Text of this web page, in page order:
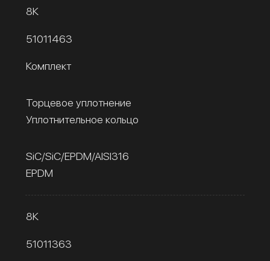
8К
51011463
Комплект
Торцевое уплотнение
Уплотнительное кольцо
SiC/SiC/EPDM/AISI316
EPDM
8К
51011363